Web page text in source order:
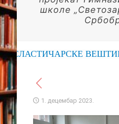
школе
ВЕШТИНЕ -
1. децембар 2023.